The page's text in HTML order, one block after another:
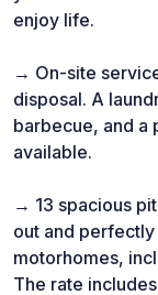
enjoy life.
→ On-site
disposal. A
barbecue, and a
available.
→ 13 spacious
out and
motorhomes,
The rate